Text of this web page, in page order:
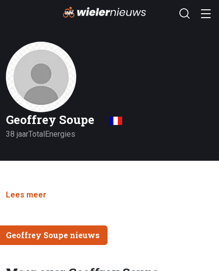
Geoffrey Soupe
38 jaarTotalEnergies
Lees meer
Geoffrey Soupe nieuws